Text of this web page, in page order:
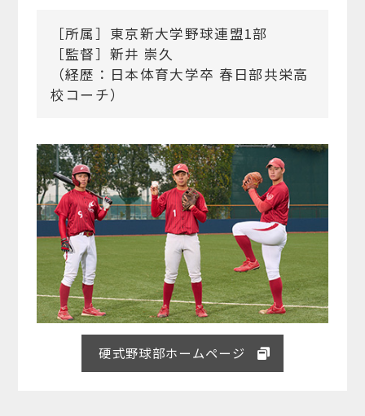
［所属］東京新大学野球連盟1部
［監督］新井 崇久
（経歴：日本体育大学卒 春日部共栄高
校コーチ）
硬式野球部ホームページ